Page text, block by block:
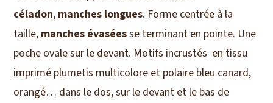
plumetis
céladon, manches longues. Forme centrée à la
taille, manches évaséesse terminant en pointe. Une
poche ovale sur le devant. Motifs incrustés en tissu
imprimé plumetis multicolore et polaire bleu canard,
orangé… dans le dos, sur le devant et le bas de